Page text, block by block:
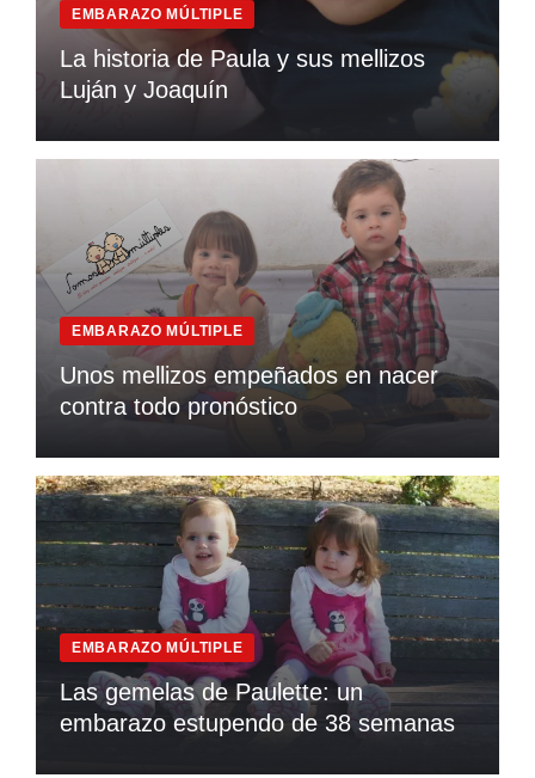
EMBARAZO MÚLTIPLE
La historia de Paula y sus mellizos
Luján y Joaquín
EMBARAZO MÚLTIPLE
Unos mellizos empeñados en nacer
contra todo pronóstico
EMBARAZO MÚLTIPLE
Las gemelas de Paulette: un
embarazo estupendo de 38 semanas